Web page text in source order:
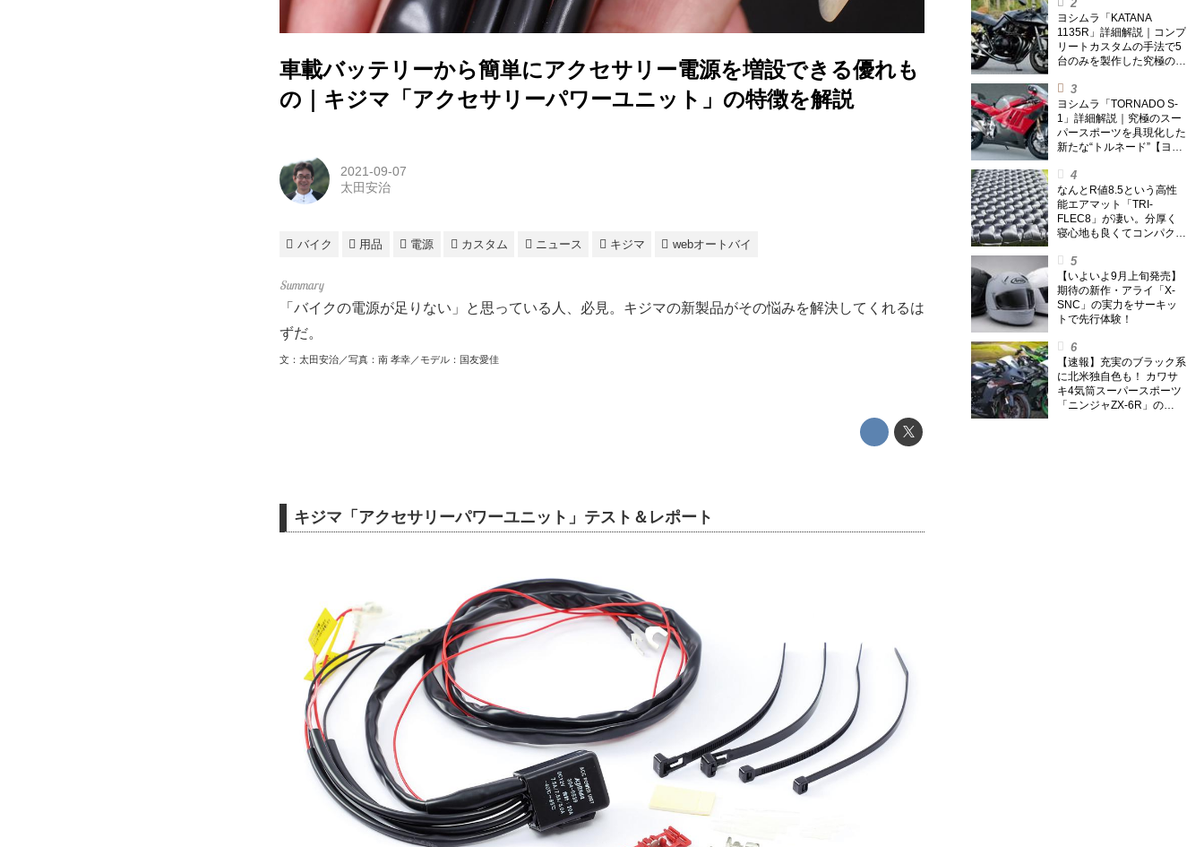
車載バッテリーから簡単にアクセサリー電源を増設できる優れも
の｜キジマ「アクセサリーパワーユニット」の特徴を解説
ヨシムラ「KATANA
1135R」詳細解説｜コンプ
リートカスタムの手法で5
台のみを製作した究極の銘
ヨシムラ「TORNADO S-
1」詳細解説｜究極のスー
パースポーツを具現化した
新たな“トルネード”【ヨシ
なんとR値8.5という高性
能エアマット「TRI-
FLEC8」が凄い。分厚く
寝心地も良くてコンパクト
トを試してみた〈若林浩志
のスーパー・カブカブ・ダ
イアリーズ Vol.385〉
【いよいよ9月上旬発売】
期待の新作・アライ「X-
SNC」の実力をサーキッ
トで先行体験！
【速報】充実のブラック系
に北米独自色も！ カワサ
キ4気筒スーパースポーツ
「ニンジャZX-6R」の
2021-09-07
太田安治
バイク 用品 電源 カスタム ニュース キジマ webオートバイ
「バイクの電源が足りない」と思っている人、必見。キジマの新製品がその悩みを解決してくれるは
ずだ。
文：太田安治／写真：南 孝幸／モデル：国友愛佳
キジマ「アクセサリーパワーユニット」テスト＆レポート